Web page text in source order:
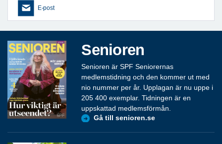
E-post
Senioren
Senioren är SPF Seniorernas
medlemstidning och den kommer ut med
nio nummer per år. Upplagan är nu uppe i
205 400 exemplar. Tidningen är en
uppskattad medlemsförmån.
Gå till senioren.se